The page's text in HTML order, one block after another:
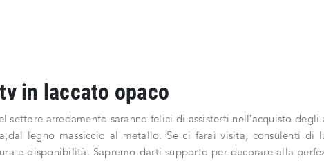
in laccato opaco
settore arredamento saranno felici di assisterti nell’acquisto
legno massiccio al metallo. Se ci farai visita, consulenti di
e disponibilità. Sapremo darti supporto per decorare alla